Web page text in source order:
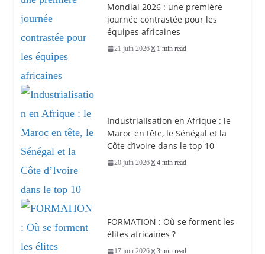
Mondial 2026 : une première
journée contrastée pour les
équipes africaines
21 juin 2026 1 min read
Industrialisation en Afrique : le
Maroc en tête, le Sénégal et la
Côte d’Ivoire dans le top 10
20 juin 2026 4 min read
FORMATION : Où se forment les
élites africaines ?
17 juin 2026 3 min read